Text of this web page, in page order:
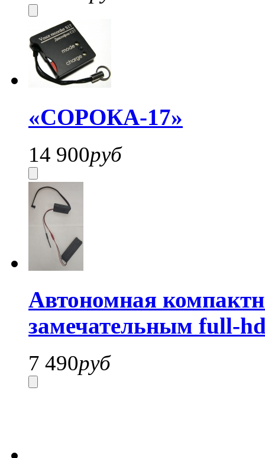
«СОРОКА-17»
14 900руб
Автономная
замечательным full-
7 490руб